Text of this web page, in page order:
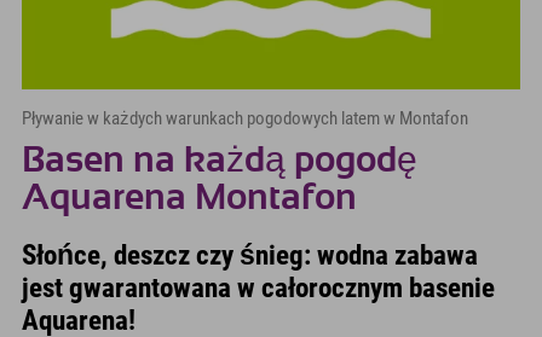
Pływanie w każdych warunkach pogodowych latem w Montafon
Basen na każdą pogodę
Aquarena Montafon
Słońce, deszcz czy śnieg: wodna zabawa
jest gwarantowana w całorocznym basenie
Aquarena!